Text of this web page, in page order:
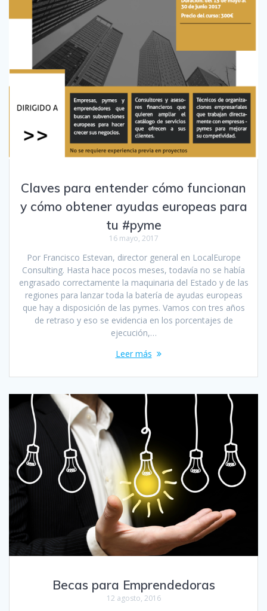
Claves para entender cómo funcionan
y cómo obtener ayudas europeas para
tu #pyme
16 mayo, 2017
Por Francisco Estevan, director general en LocalEurope
Consulting. Hasta hace pocos meses, todavía no se había
engrasado correctamente la maquinaria del Estado y de las
regiones para lanzar toda la batería de ayudas europeas
que hay a disposición de las pymes. Vamos con tres años
de retraso y eso se evidencia en los porcentajes de
ejecución,…
Leer más
Becas para Emprendedoras
12 agosto, 2016